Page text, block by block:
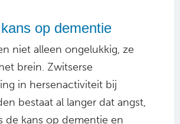
op dementie
niet alleen ongelukkig, ze
brein. Zwitserse
in hersenactiviteit bij
bestaat al langer dat angst,
de kans op dementie en